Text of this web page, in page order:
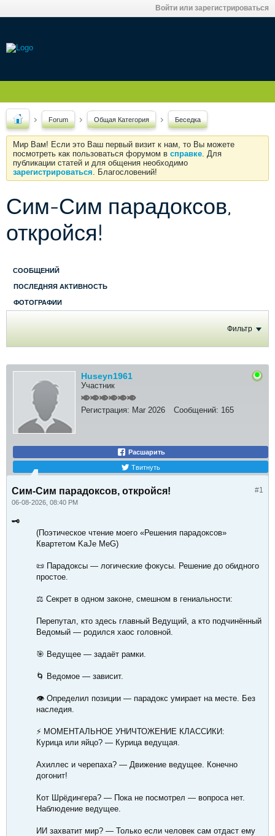
Войти или зарегистрироваться
Forum Общая Категория Беседка
Мир Вам! Если это Ваш первый визит к нам, то Вы можете
посмотреть как пользоваться форумом в справке. Для
публикации статей и для общения необходимо
зарегистрироваться. Благословений!
Сим-Сим парадоксов,
откройся!
СООБЩЕНИЙ
ПОСЛЕДНЯЯ АКТИВНОСТЬ
ФОТОГРАФИИ
Фильтр
Huseyn1961
Участник
Регистрация: Mar 2026 Сообщений: 165
Расшарить
Твитнуть
#1
Сим-Сим парадоксов, откройся!
06-08-2026, 08:40 PM
🗝️
(Поэтическое чтение моего «Решения парадоксов»
Квартетом KaJe MeG)
📜 Парадоксы — логические фокусы. Решение до обидного
простое.
⚖️ Секрет в одном законе, смешном в гениальности:
Перепутал, кто здесь главный Ведущий, а кто подчинённый
Ведомый — родился хаос головной.
🎯 Ведущее — задаёт рамки.
🌀 Ведомое — зависит.
👁️ Определил позиции — парадокс умирает на месте. Без
наследия.
⚡ МОМЕНТАЛЬНОЕ УНИЧТОЖЕНИЕ КЛАССИКИ:
Курица или яйцо? — Курица ведущая.
Ахиллес и черепаха? — Движение ведущее. Конечно
догонит!
Кот Шрёдингера? — Пока не посмотрел — вопроса нет.
Наблюдение ведущее.
ИИ захватит мир? — Только если человек сам отдаст ему